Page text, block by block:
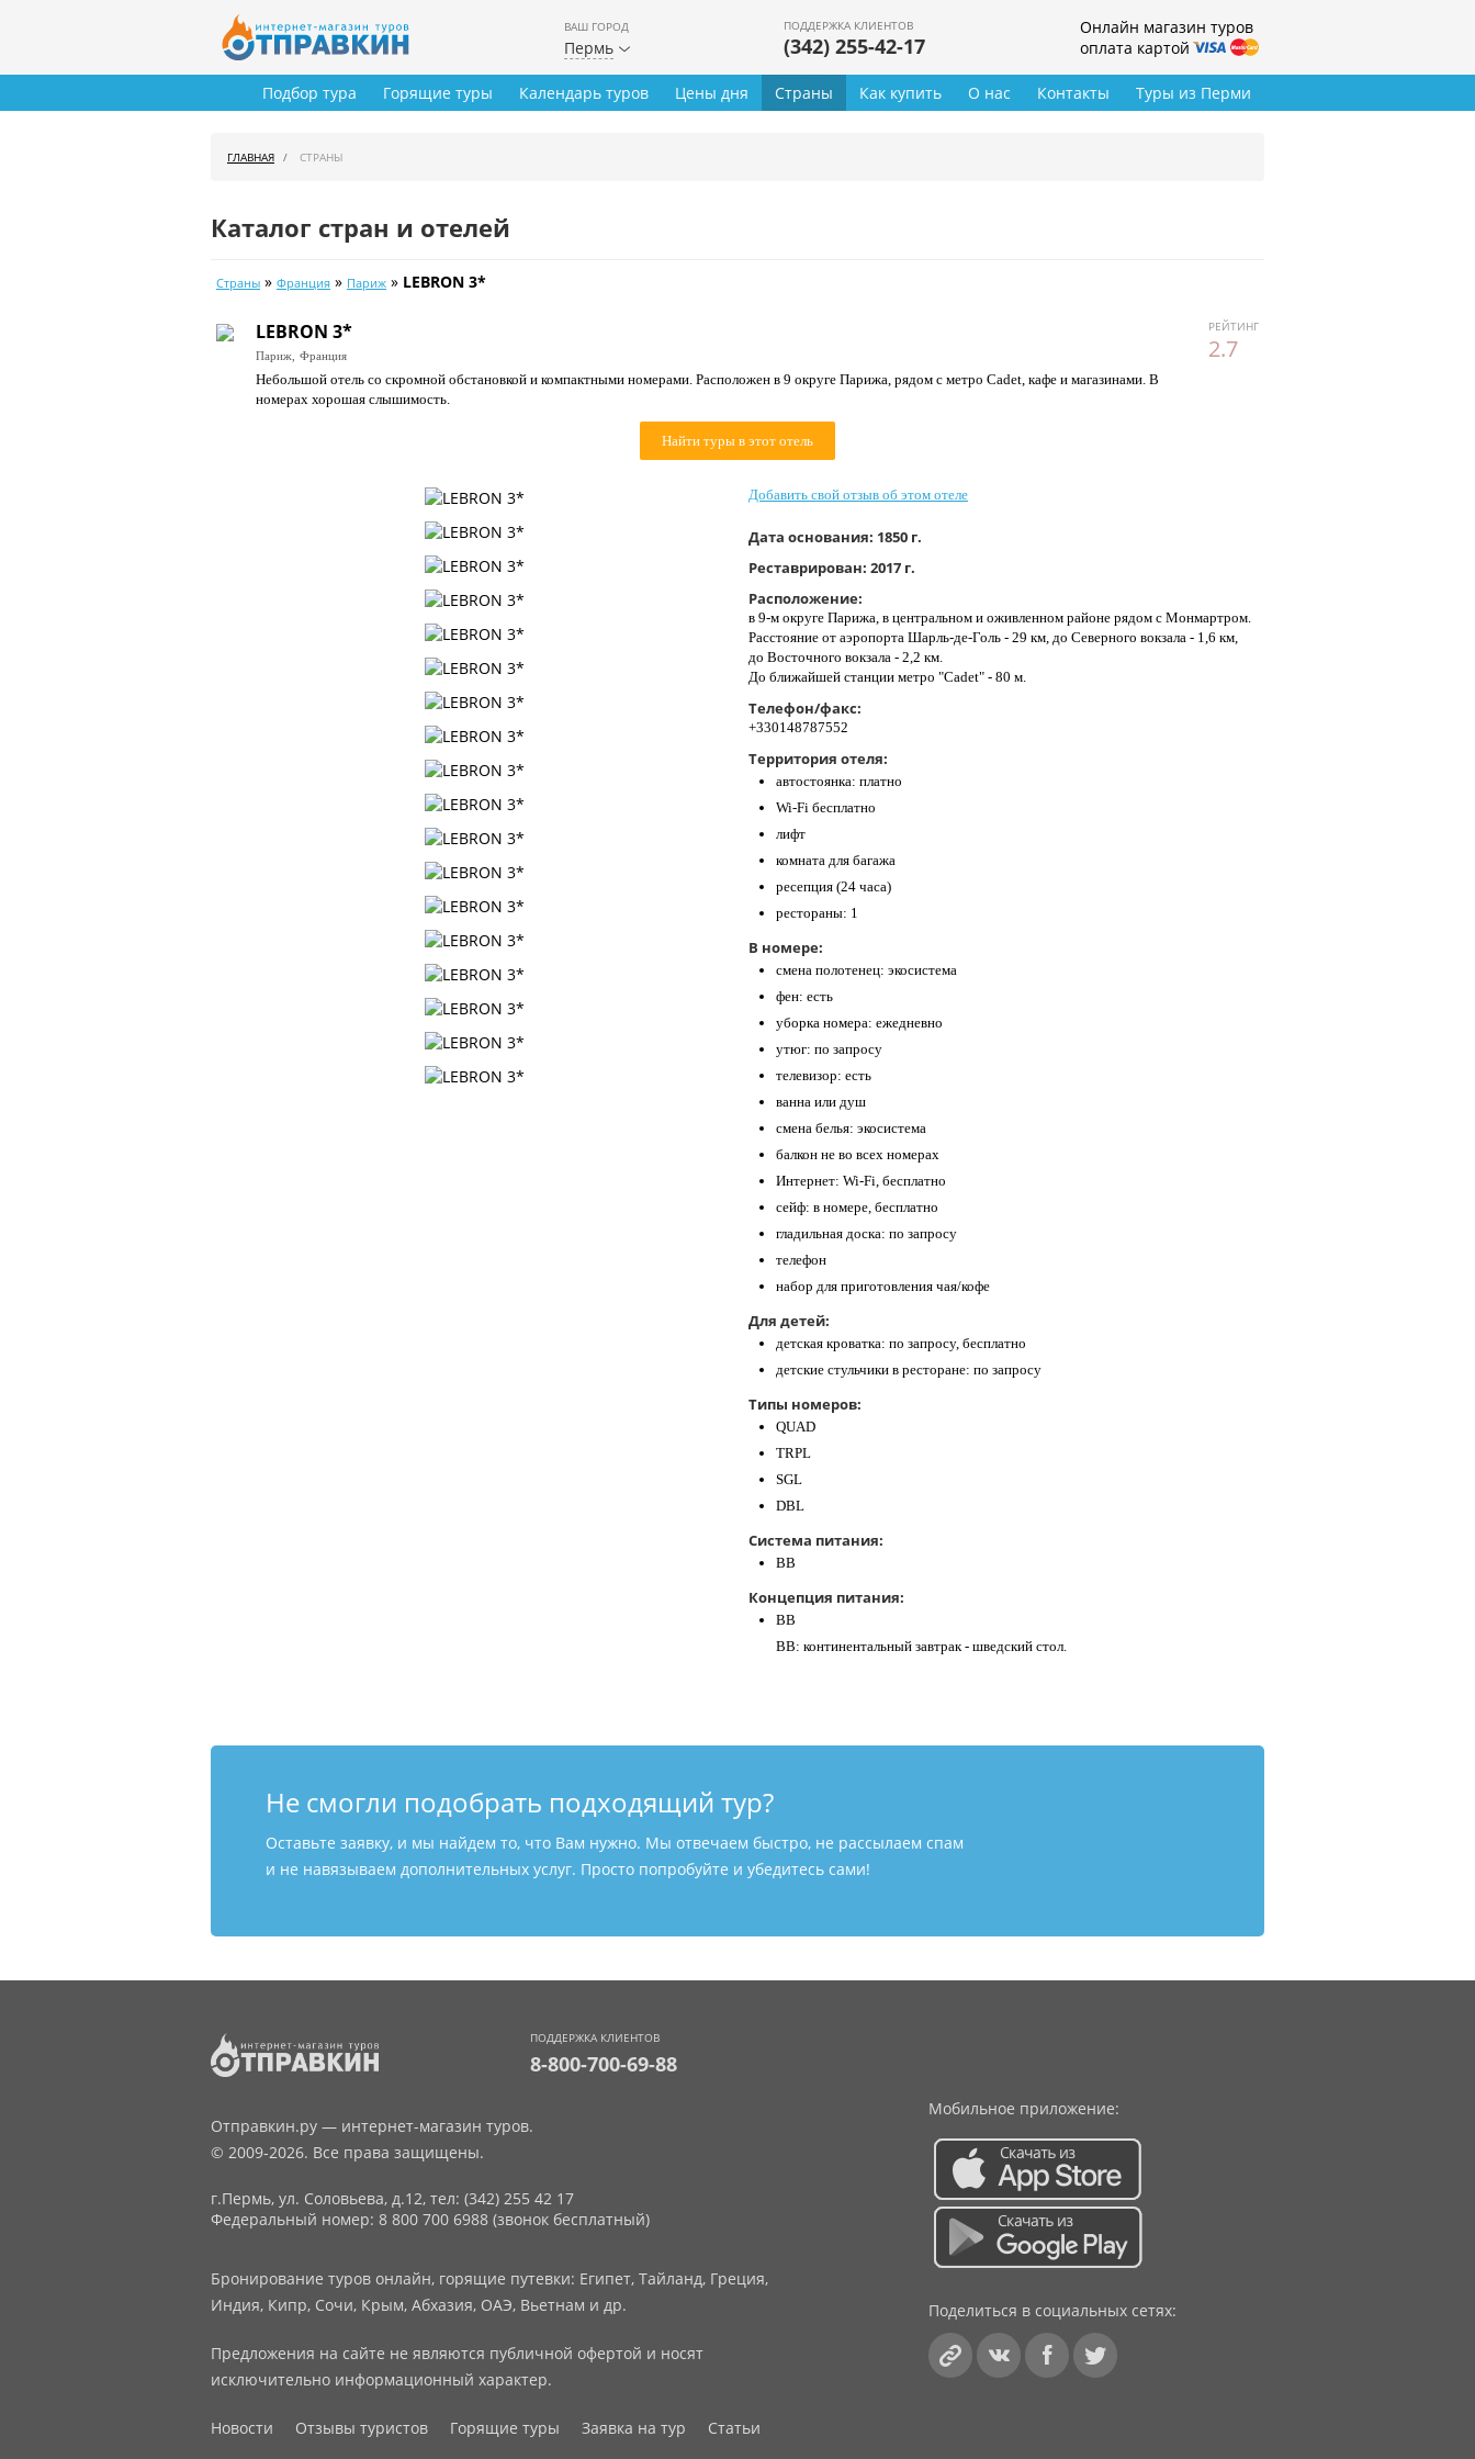
ВАШ ГОРОД
Пермь
ПОДДЕРЖКА КЛИЕНТОВ
(342) 255-42-17
Онлайн магазин туров
оплата картой
Туры из Перми
Подбор тура Горящие туры Календарь туров Цены дня Страны Как купить О нас Контакты
ГЛАВНАЯ СТРАНЫ
Каталог стран и отелей
Страны » Франция » Париж » LEBRON 3*
РЕЙТИНГ
2.7
LEBRON 3*
Париж, Франция
Небольшой отель со скромной обстановкой и компактными номерами. Расположен в 9 округе Парижа, рядом с метро Cadet, кафе и магазинами. В
номерах хорошая слышимость.
Найти туры в этот отель
Добавить свой отзыв об этом отеле
Дата основания: 1850 г.
Реставрирован: 2017 г.
Расположение:
в 9-м округе Парижа, в центральном и оживленном районе рядом с Монмартром.
Расстояние от аэропорта Шарль-де-Голь - 29 км, до Северного вокзала - 1,6 км,
до Восточного вокзала - 2,2 км.
До ближайшей станции метро "Cadet" - 80 м.
Телефон/факс:
+330148787552
Территория отеля:
автостоянка: платно
Wi-Fi бесплатно
лифт
комната для багажа
ресепция (24 часа)
рестораны: 1
В номере:
смена полотенец: экосистема
фен: есть
уборка номера: ежедневно
утюг: по запросу
телевизор: есть
ванна или душ
смена белья: экосистема
балкон не во всех номерах
Интернет: Wi-Fi, бесплатно
сейф: в номере, бесплатно
гладильная доска: по запросу
телефон
набор для приготовления чая/кофе
Для детей:
детская кроватка: по запросу, бесплатно
детские стульчики в ресторане: по запросу
Типы номеров:
QUAD
TRPL
SGL
DBL
Система питания:
BB
Концепция питания:
BB
BB: континентальный завтрак - шведский стол.
Не смогли подобрать подходящий тур?
Оставьте заявку, и мы найдем то, что Вам нужно. Мы отвечаем быстро, не рассылаем спам
и не навязываем дополнительных услуг. Просто попробуйте и убедитесь сами!
ПОДДЕРЖКА КЛИЕНТОВ
8-800-700-69-88
Отправкин.ру — интернет-магазин туров.
© 2009-2026. Все права защищены.
г.Пермь, ул. Соловьева, д.12, тел: (342) 255 42 17
Федеральный номер: 8 800 700 6988 (звонок бесплатный)
Бронирование туров онлайн, горящие путевки: Египет, Тайланд, Греция,
Индия, Кипр, Сочи, Крым, Абхазия, ОАЭ, Вьетнам и др.
Предложения на сайте не являются публичной офертой и носят
исключительно информационный характер.
Новости Отзывы туристов Горящие туры Заявка на тур Статьи
Мобильное приложение:
Поделиться в социальных сетях: